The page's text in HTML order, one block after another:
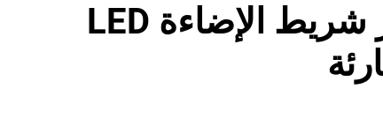
الضرورة الهوائية: اختيار شريط الإضاءة LED